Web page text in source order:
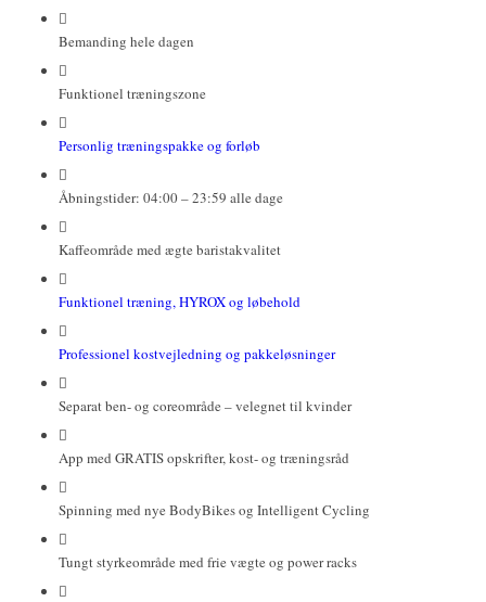
Bemanding hele dagen
Funktionel træningszone
Personlig træningspakke og forløb
Åbningstider: 04:00 – 23:59 alle dage
Kaffeområde med ægte baristakvalitet
Funktionel træning, HYROX og løbehold
Professionel kostvejledning og pakkeløsninger
Separat ben- og coreområde – velegnet til kvinder
App med GRATIS opskrifter, kost- og træningsråd
Spinning med nye BodyBikes og Intelligent Cycling
Tungt styrkeområde med frie vægte og power racks